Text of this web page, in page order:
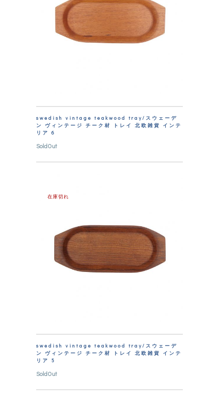
swedish vintage teakwood tray/スウェーデ
ン ヴィンテージ チーク材 トレイ 北欧雑貨 インテ
リア 6
SoldOut
在庫切れ
swedish vintage teakwood tray/スウェーデ
ン ヴィンテージ チーク材 トレイ 北欧雑貨 インテ
リア 5
SoldOut